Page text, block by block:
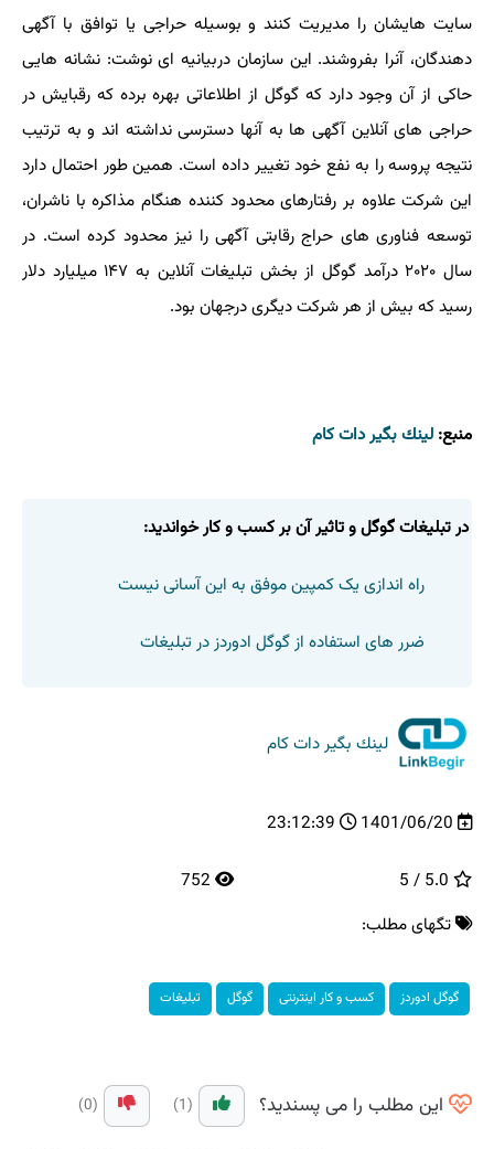
سایت هایشان را مدیریت کنند و بوسیله حراجی یا توافق با آگهی
دهندگان، آنرا بفروشند. این سازمان دربیانیه ای نوشت: نشانه هایی
حاکی از آن وجود دارد که گوگل از اطلاعاتی بهره برده که رقبایش در
حراجی های آنلاین آگهی ها به آنها دسترسی نداشته اند و به ترتیب
نتیجه پروسه را به نفع خود تغییر داده است. همین طور احتمال دارد
این شرکت علاوه بر رفتارهای محدود کننده هنگام مذاکره با ناشران،
توسعه فناوری های حراج رقابتی آگهی را نیز محدود کرده است. در
سال ۲۰۲۰ درآمد گوگل از بخش تبلیغات آنلاین به ۱۴۷ میلیارد دلار
رسید که بیش از هر شرکت دیگری درجهان بود.
منبع: لینك بگیر دات كام
در تبلیغات گوگل و تاثیر آن بر کسب و کار خواندید:
راه اندازی یک کمپین موفق به این آسانی نیست
ضرر های استفاده از گوگل ادوردز در تبلیغات
لینك بگیر دات كام
1401/06/20
23:12:39
تگهای مطلب:
گوگل ادوردز كسب و كار اینترنتی گوگل تبلیغات
این مطلب را می پسندید؟ (1)
(0)